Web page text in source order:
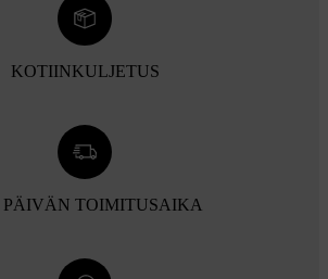
KOTIINKULJETUS
PÄIVÄN TOIMITUSAIKA